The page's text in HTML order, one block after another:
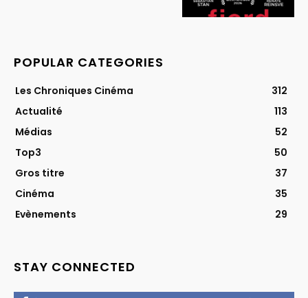
POPULAR CATEGORIES
Les Chroniques Cinéma
312
Actualité
113
Médias
52
Top3
50
Gros titre
37
Cinéma
35
Evènements
29
STAY CONNECTED